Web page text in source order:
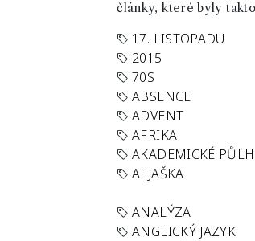
články, které byly
17. LISTOPADU
2015
70S
ABSENCE
ADVENT
AFRIKA
AKADEMICKÉ
ALJAŠKA
ANALÝZA
ANGLICKÝ JAZYK